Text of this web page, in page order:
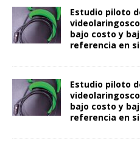
Estudio piloto
bajo costo y
referencia en
Estudio piloto
bajo costo y
referencia en